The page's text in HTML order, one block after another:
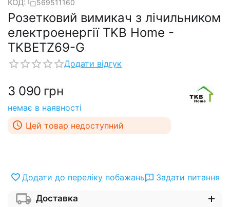
КОД: 569511160
Розетковий вимикач з лічильником
електроенергії TKB Home -
TKBETZ69-G
Додати відгук
3 090 грн
немає в наявності
Цей товар недоступний
Додати до переліку побажань Задати питання
Доставка